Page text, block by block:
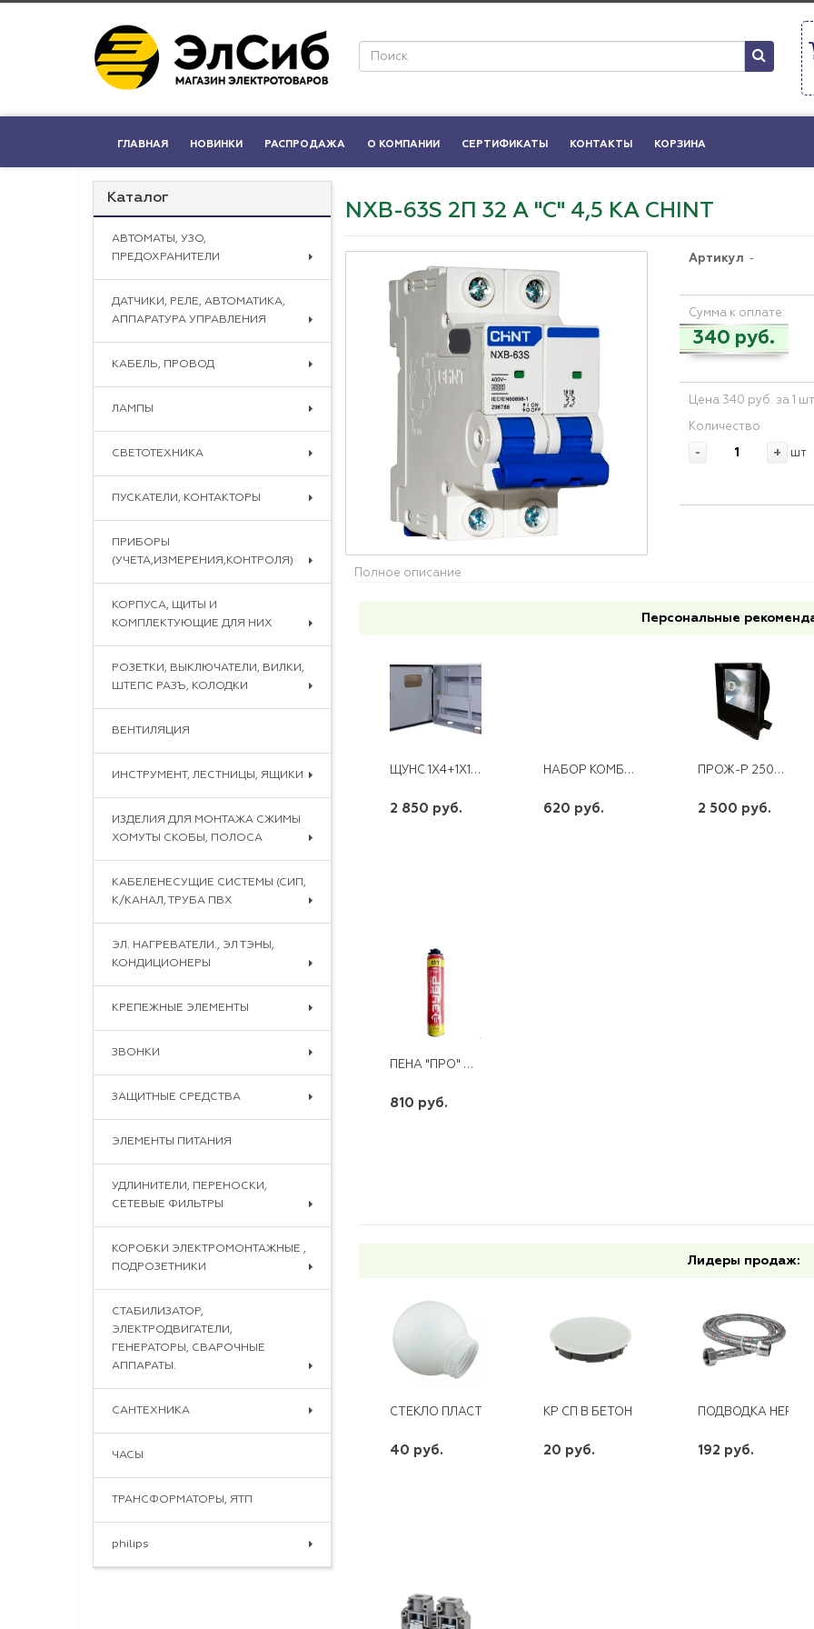
ГЛАВНАЯ НОВИНКИ РАСПРОДАЖА О КОМПАНИИ СЕРТИФИКАТЫ КОНТАКТЫ КОРЗИНА
Каталог
АВТОМАТЫ, УЗО,
ПРЕДОХРАНИТЕЛИ
ДАТЧИКИ, РЕЛЕ, АВТОМАТИКА,
АППАРАТУРА УПРАВЛЕНИЯ
КАБЕЛЬ, ПРОВОД
ЛАМПЫ
СВЕТОТЕХНИКА
ПУСКАТЕЛИ, КОНТАКТОРЫ
ПРИБОРЫ
(УЧЕТА,ИЗМЕРЕНИЯ,КОНТРОЛЯ)
КОРПУСА, ЩИТЫ И
КОМПЛЕКТУЮЩИЕ ДЛЯ НИХ
РОЗЕТКИ, ВЫКЛЮЧАТЕЛИ, ВИЛКИ,
ШТЕПС РАЗЪ, КОЛОДКИ
ВЕНТИЛЯЦИЯ
ИНСТРУМЕНТ, ЛЕСТНИЦЫ, ЯЩИКИ
ИЗДЕЛИЯ ДЛЯ МОНТАЖА СЖИМЫ
ХОМУТЫ СКОБЫ, ПОЛОСА
КАБЕЛЕНЕСУЩИЕ СИСТЕМЫ (СИП,
К/КАНАЛ, ТРУБА ПВХ
ЭЛ. НАГРЕВАТЕЛИ., ЭЛ ТЭНЫ,
КОНДИЦИОНЕРЫ
КРЕПЕЖНЫЕ ЭЛЕМЕНТЫ
ЗВОНКИ
ЗАЩИТНЫЕ СРЕДСТВА
ЭЛЕМЕНТЫ ПИТАНИЯ
УДЛИНИТЕЛИ, ПЕРЕНОСКИ,
СЕТЕВЫЕ ФИЛЬТРЫ
КОРОБКИ ЭЛЕКТРОМОНТАЖНЫЕ ,
ПОДРОЗЕТНИКИ
СТАБИЛИЗАТОР,
ЭЛЕКТРОДВИГАТЕЛИ,
ГЕНЕРАТОРЫ, СВАРОЧНЫЕ
АППАРАТЫ.
САНТЕХНИКА
ЧАСЫ
ТРАНСФОРМАТОРЫ, ЯТП
philips
NXB-63S 2П 32 А "С" 4,5 КА CHINT
Артикул -
Сумма к оплате:
340 руб.
Цена 340 руб. за 1 шт
Количество
- + шт
Полное описание
Персональные
ЩУНС 1Х4+1Х12 СЭ1-IP54-У1-013 УЗОЛА
2 850 руб.
НАБОР КОМБИНИРОВАННЫХ КЛЮЧЕЙ 6-19ММ, 8ШТ ВИХРЬ
620 руб.
ПРОЖ-Р 250ВТ Е40 URAN-3206 1*250 МН-Т ЧЕРН IP65ASD
2 500 руб.
ПЕНА "ПРО" В1,ОГНЕСТОЙКАЯ,750МЛ, ЗУБР
810 руб.
Лидеры продаж:
СТЕКЛО ПЛАСТИК Д 150ММ*
40 руб.
КР СП В БЕТОН 93Х13 У191 ПЛАСТ ****
20 руб.
ПОДВОДКА
192 руб.